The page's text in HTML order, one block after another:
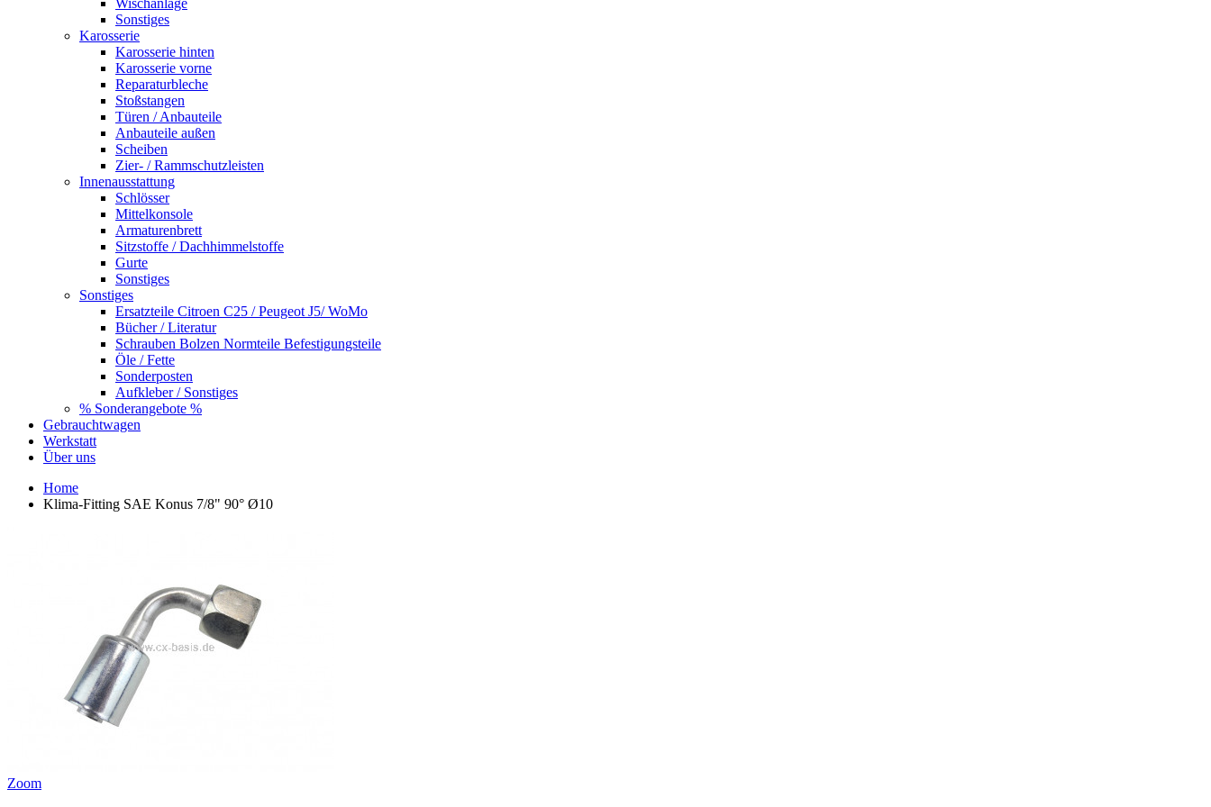
Sonstiges
Karosserie
Karosserie hinten
Karosserie vorne
Reparaturbleche
Stoßstangen
Türen / Anbauteile
Anbauteile außen
Scheiben
Zier- / Rammschutzleisten
Innenausstattung
Schlösser
Mittelkonsole
Armaturenbrett
Sitzstoffe / Dachhimmelstoffe
Gurte
Sonstiges
Sonstiges
Ersatzteile Citroen C25 / Peugeot J5/ WoMo
Bücher / Literatur
Schrauben Bolzen Normteile Befestigungsteile
Öle / Fette
Sonderposten
Aufkleber / Sonstiges
% Sonderangebote %
Gebrauchtwagen
Werkstatt
Über uns
Home
Klima-Fitting SAE Konus 7/8" 90° Ø10
Zoom